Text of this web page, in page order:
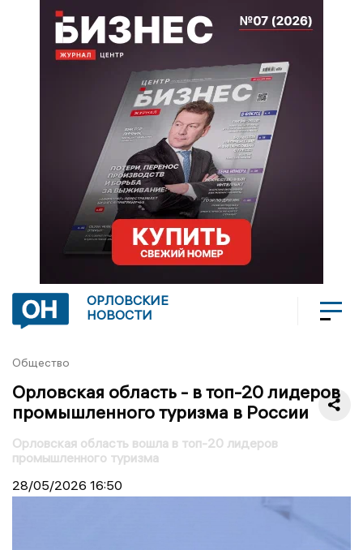
ОРЛОВСКИЕ
НОВОСТИ
Общество
Орловская область - в топ-20 лидеров
промышленного туризма в России
Орловская область вошла в топ-20 лидеров
промышленного туризма
28/05/2026 16:50